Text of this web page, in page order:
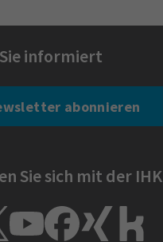
informiert
abonnieren
Sie sich mit der IHK